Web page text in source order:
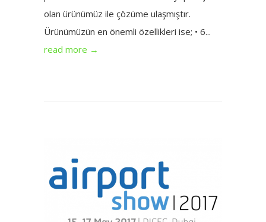
olan ürünümüz ile çözüme ulaşmıştır.
Ürünümüzün en önemli özellikleri ise; • 6...
read more →